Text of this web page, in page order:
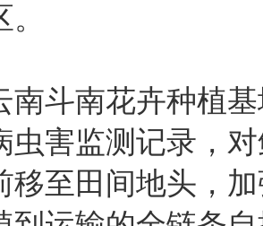
南斗南花卉种植
虫害监测记录，
移至田间地头，